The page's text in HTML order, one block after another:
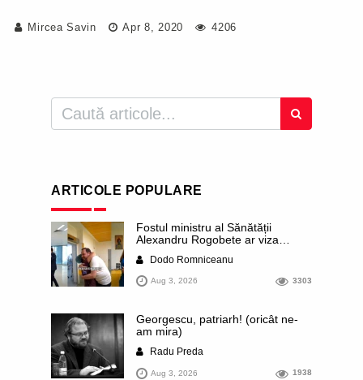
Mircea Savin Apr 8, 2020 4206
ARTICOLE POPULARE
Fostul ministru al Sănătății
Alexandru Rogobete ar viza
al orașului Timișoara. Pesedistul
publică imagini demne de Coreea
de Nord cu femei din Timișoara
Dodo Romniceanu
Aug 3, 2026 3303
Georgescu, patriarh! (oricât ne-
am mira)
Radu Preda
Aug 3, 2026 1938